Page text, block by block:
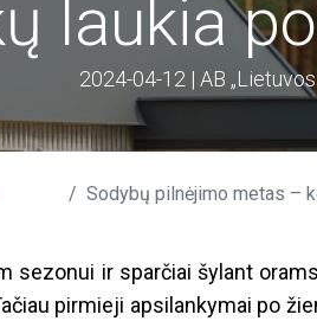
laukia
2024-04-12 | AB
Sodybų pilnėjimo metas – kokie
sezonui ir sparčiai šylant
pirmieji apsilankymai po